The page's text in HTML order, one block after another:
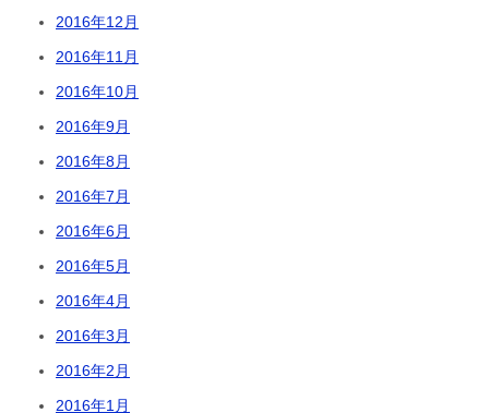
2016年12月
2016年11月
2016年10月
2016年9月
2016年8月
2016年7月
2016年6月
2016年5月
2016年4月
2016年3月
2016年2月
2016年1月